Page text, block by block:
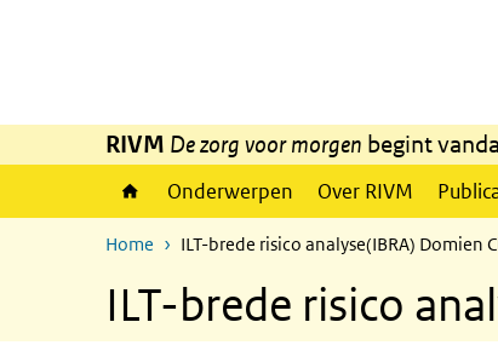
RIVM De zorg voor morgen begint
Onderwerpen Over RIVM
Home ILT-brede risico analyse(IBRA) Domien
ILT-brede risico